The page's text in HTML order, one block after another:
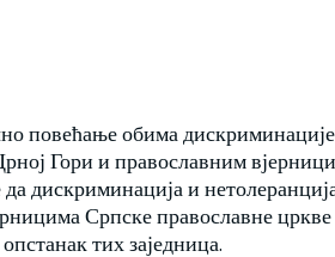
повећање обима
Гори и православним
дискриминација и
Српске православне
тих заједница.